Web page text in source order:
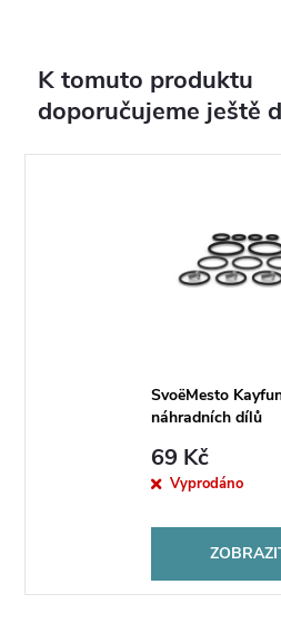
K tomuto produktu
doporučujeme ještě
SvoëMesto
náhradních dílů
69 Kč
Vyprodáno